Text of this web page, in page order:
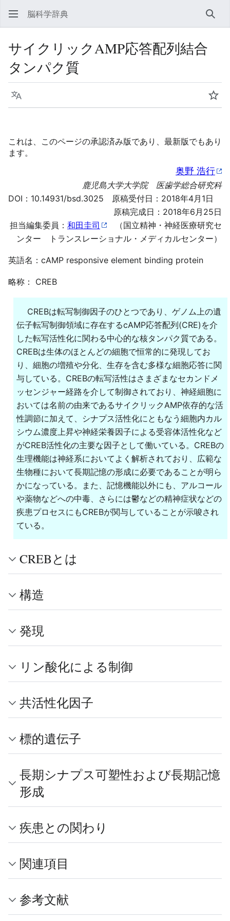
脳科学辞典 検索
サイクリックAMP応答配列結合
タンパク質
言語 ウ
これは、このページの承認済み版であり、最新版でもあり
ます。
奥野 浩行
鹿児島大学大学院 医歯学総合研究科
DOI： 10.14931/bsd.3025 原稿受付日：2018年4月1日
原稿完成日：2018年6月25日
担当編集委員： 和田圭司
（国立精神・神経医療研究セ
ンター トランスレーショナル・メディカルセンター）
英語名：cAMP responsive element binding protein
略称： CREB
CREBは転写制御因子のひとつであり、ゲノム上の遺
伝子転写制御領域に存在するcAMP応答配列(CRE)を介
した転写活性化に関わる中心的な核タンパク質である。
CREBは生体のほとんどの細胞で恒常的に発現してお
り、細胞の増殖や分化、生存を含む多様な細胞応答に関
与している。CREBの転写活性はさまざまなセカンドメ
ッセンジャー経路を介して制御されており、神経細胞に
おいては名前の由来であるサイクリックAMP依存的な活
性調節に加えて、シナプス活性化にともなう細胞内カル
シウム濃度上昇や神経栄養因子による受容体活性化など
がCREB活性化の主要な因子として働いている。CREBの
生理機能は神経系においてよく解析されており、広範な
生物種において長期記憶の形成に必要であることが明ら
かになっている。また、記憶機能以外にも、アルコール
や薬物などへの中毒、さらには鬱などの精神症状などの
疾患プロセスにもCREBが関与していることが示唆され
ている。
CREBとは
構造
発現
リン酸化による制御
共活性化因子
標的遺伝子
長期シナプス可塑性および長期記憶
形成
疾患との関わり
関連項目
参考文献